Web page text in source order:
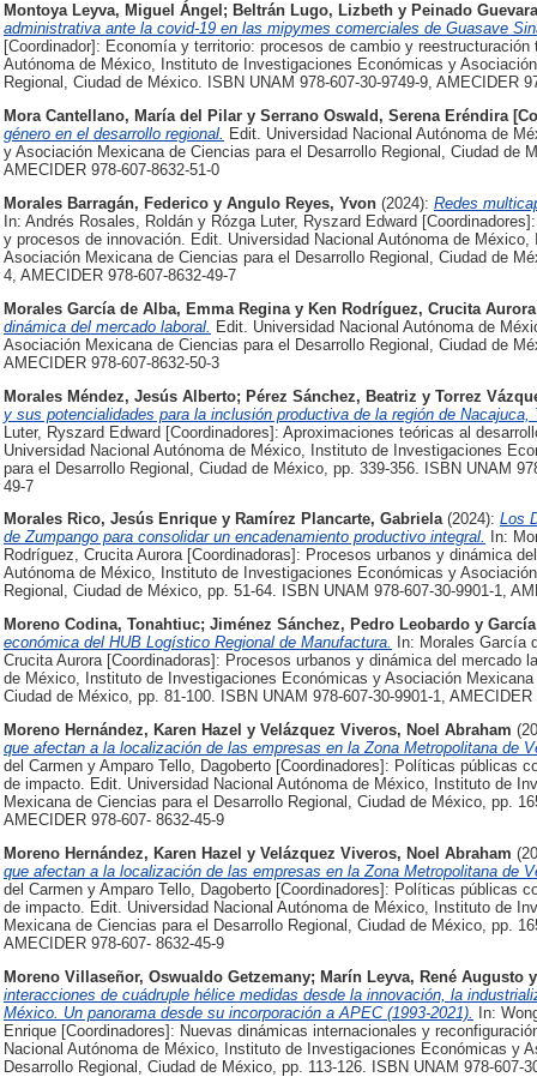
Montoya Leyva, Miguel Ángel ; Beltrán Lugo, Lizbeth y Peinado
administrativa ante la covid-19 en las mipymes comerciales de Guasave
[Coordinador]: Economía y territorio: procesos de cambio y
Autónoma de México, Instituto de Investigaciones Económicas y
Regional, Ciudad de México. ISBN UNAM 978-607-30-9749-9, AMECIDER
Mora Cantellano, María del Pilar y Serrano Oswald, Serena Eréndira
género en el desarrollo regional. Edit. Universidad Nacional Autónoma de
y Asociación Mexicana de Ciencias para el Desarrollo Regional, Ciudad de
AMECIDER 978-607-8632-51-0
Morales Barragán, Federico y Angulo Reyes, Yvon (2024): Redes
In: Andrés Rosales, Roldán y Rózga Luter, Ryszard Edward
y procesos de innovación. Edit. Universidad Nacional Autónoma de
Asociación Mexicana de Ciencias para el Desarrollo Regional, Ciudad de
4, AMECIDER 978-607-8632-49-7
Morales García de Alba, Emma Regina y Ken Rodríguez, Crucita
dinámica del mercado laboral. Edit. Universidad Nacional Autónoma de
Asociación Mexicana de Ciencias para el Desarrollo Regional, Ciudad de
AMECIDER 978-607-8632-50-3
Morales Méndez, Jesús Alberto; Pérez Sánchez, Beatriz y Torrez
y sus potencialidades para la inclusión productiva de la región de Nacajuca,
Luter, Ryszard Edward [Coordinadores]: Aproximaciones teóricas al
Universidad Nacional Autónoma de México, Instituto de Investigaciones
para el Desarrollo Regional, Ciudad de México, pp. 339-356. ISBN UNAM
49-7
Morales Rico, Jesús Enrique y Ramírez Plancarte, Gabriela (2024): Los
de Zumpango para consolidar un encadenamiento productivo integral.
In:
Rodríguez, Crucita Aurora [Coordinadoras]: Procesos urbanos y dinámica
Autónoma de México, Instituto de Investigaciones Económicas y
Regional, Ciudad de México, pp. 51-64. ISBN UNAM 978-607-30-9901-1,
Moreno Codina, Tonahtiuc; Jiménez Sánchez, Pedro Leobardo y
económica del HUB Logístico Regional de Manufactura.
In: Morales García
Crucita Aurora [Coordinadoras]: Procesos urbanos y dinámica del mercado
de México, Instituto de Investigaciones Económicas y Asociación
Ciudad de México, pp. 81-100. ISBN UNAM 978-607-30-9901-1, AMECIDER
Moreno Hernández, Karen Hazel y Velázquez Viveros, Noel Abraham
que afectan a la localización de las empresas en la Zona Metropolitana de
del Carmen y Amparo Tello, Dagoberto [Coordinadores]: Políticas públicas
de impacto. Edit. Universidad Nacional Autónoma de México, Instituto de
Mexicana de Ciencias para el Desarrollo Regional, Ciudad de México, pp.
AMECIDER 978-607- 8632-45-9
Moreno Hernández, Karen Hazel y Velázquez Viveros, Noel Abraham
que afectan a la localización de las empresas en la Zona Metropolitana de
del Carmen y Amparo Tello, Dagoberto [Coordinadores]: Políticas públicas
de impacto. Edit. Universidad Nacional Autónoma de México, Instituto de
Mexicana de Ciencias para el Desarrollo Regional, Ciudad de México, pp.
AMECIDER 978-607- 8632-45-9
Moreno Villaseñor, Oswualdo Getzemany; Marín Leyva, René Augusto
interacciones de cuádruple hélice medidas desde la innovación, la
México. Un panorama desde su incorporación a APEC (1993-2021). In:
Enrique [Coordinadores]: Nuevas dinámicas internacionales y
Nacional Autónoma de México, Instituto de Investigaciones Económicas y
Desarrollo Regional, Ciudad de México, pp. 113-126. ISBN UNAM 978-607-